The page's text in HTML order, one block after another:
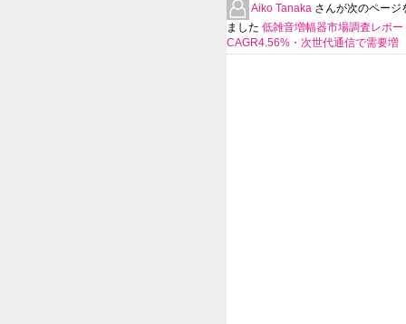
Aiko Tanaka さんが次のページ
ました 低雑音増幅器市場調査レポー
CAGR4.56%・次世代通信で需要増